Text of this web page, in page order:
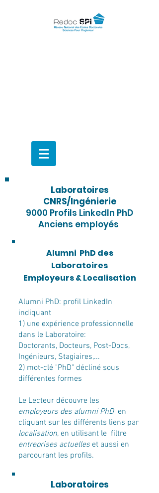
Laboratoires
CNRS/Ingénierie
9000 Profils LinkedIn PhD
Anciens employés
Alumni PhD des
Laboratoires
Employeurs & Localisation
Alumni PhD: profil LinkedIn
indiquant
1) une expérience professionnelle
dans le Laboratoire:
Doctorants, Docteurs, Post-Docs,
Ingénieurs, Stagiaires,...
2) mot-clé "PhD" décliné sous
différentes formes
Le Lecteur découvre les
employeurs des alumni PhD en
cliquant sur les différents liens par
localisation, en utilisant le filtre
entreprises actuelles et aussi en
parcourant les profils.
Laboratoires